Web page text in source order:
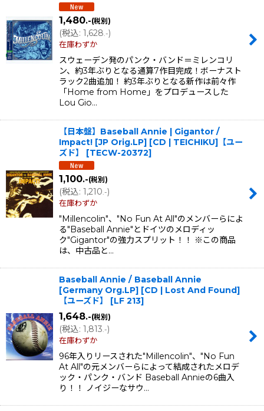
1,480.-(税別)
(税込: 1,628 .-)
在庫わずか
スウェーデン発のパンク・バンド＝ミレンコリ
ン、約3年ぶりとなる通算7作目完成！ボーナスト
ラック2曲追加！ 約3年ぶりとなる新作は前々作
「Home from Home」をプロデュースした
Lou Gio…
【日本盤】Baseball Annie | Gigantor /
Impact! [JP Orig.LP] [CD | TEICHIKU]【ユー
ズド】
[TECW-20372]
1,100.-(税別)
(税込: 1,210.-)
在庫わずか
"Millencolin"、"No Fun At All"のメンバーらによ
る"Baseball Annie"とドイツのメロディッ
ク"Gigantor"の強力スプリット！！ ※この商品
は、中古品と…
Baseball Annie / Baseball Annie
[Germany Org.LP] [CD | Lost And Found]
【ユーズド】
[LF 213]
1,648.-(税別)
(税込: 1,813.-)
在庫わずか
96年入りリースされた"Millencolin"、"No Fun
At All"の元メンバーらによって結成されたメロデ
ック・パンク・バンド Baseball Annieの6曲入
り！！ ノイジーなサウ…